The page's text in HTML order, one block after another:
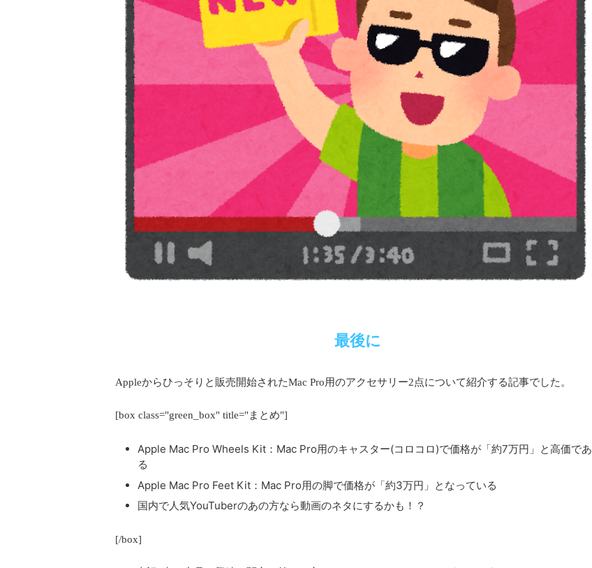
最後に
Appleからひっそりと販売開始されたMac Pro用のアクセサリー2点について紹介する記事でした。
[box class="green_box" title="まとめ"]
Apple Mac Pro Wheels Kit：Mac Pro用のキャスター(コロコロ)で価格が「約7万円」と高価であ
る
Apple Mac Pro Feet Kit：Mac Pro用の脚で価格が「約3万円」となっている
国内で人気YouTuberのあの方なら動画のネタにするかも！？
[/box]